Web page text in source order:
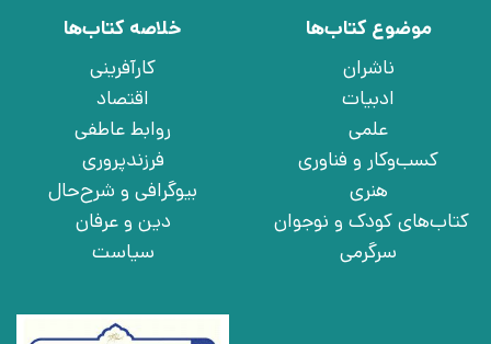
موضوع کتاب‌ها
ناشران
ادبیات
علمی
کسب‌وکار و فناوری
هنری
کتاب‌های کودک و نوجوان
سرگرمی
خلاصه کتاب‌ها
کارآفرینی
اقتصاد
روابط عاطفی
فرزندپروری
بیوگرافی و شرح‌حال
دین و عرفان
سیاست